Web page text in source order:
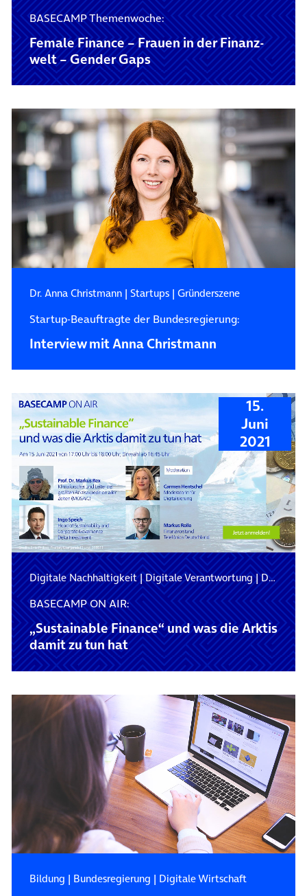
BASECAMP Themenwoche:
Female Finance – Frauen in der Finanz­
welt – Gender Gaps
Dr. Anna Christmann| Startups| Gründerszene
Startup-Beauftragte der Bundesregierung:
Interview mit Anna Christmann
15.
Juni
2021
Digitale Nachhaltigkeit|Digitale Verantwortung|Digitalisierung
BASECAMP ON AIR:
„Sustainable Finance“ und was die Arktis
damit zu tun hat
Bildung | Bundesregierung | Digitale Wirtschaft